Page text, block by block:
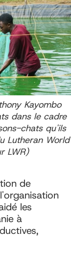
Kayombo
dans le cadre
chats qu'ils
Lutheran World
LWR)
de
les
à